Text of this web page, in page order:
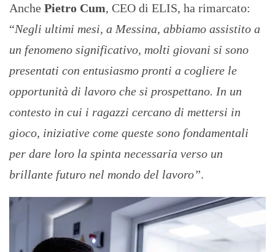
Anche Pietro Cum, CEO di ELIS, ha rimarcato:
“Negli ultimi mesi, a Messina, abbiamo assistito a
un fenomeno significativo, molti giovani si sono
presentati con entusiasmo pronti a cogliere le
opportunità di lavoro che si prospettano. In un
contesto in cui i ragazzi cercano di mettersi in
gioco, iniziative come queste sono fondamentali
per dare loro la spinta necessaria verso un
brillante futuro nel mondo del lavoro”.